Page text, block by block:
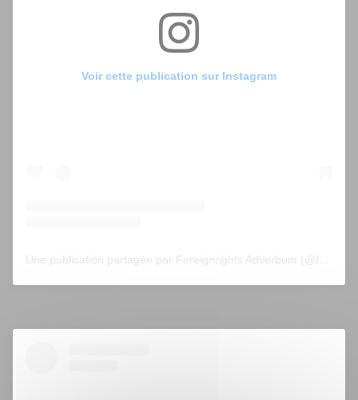
Voir cette publication sur Instagram
Une publication partagée par Foreignrights Adverbum (@foreignrightsadverbum)